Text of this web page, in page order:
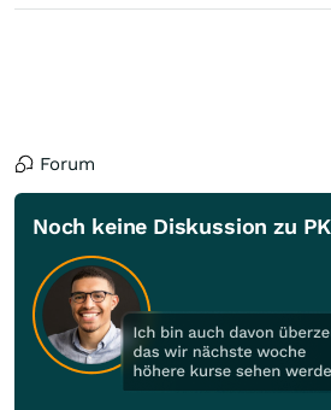
Forum
Noch keine Diskussion zu